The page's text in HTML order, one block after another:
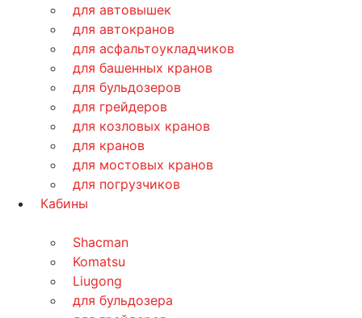
для автовышек
для автокранов
для асфальтоукладчиков
для башенных кранов
для бульдозеров
для грейдеров
для козловых кранов
для кранов
для мостовых кранов
для погрузчиков
Кабины
Shacman
Komatsu
Liugong
для бульдозера